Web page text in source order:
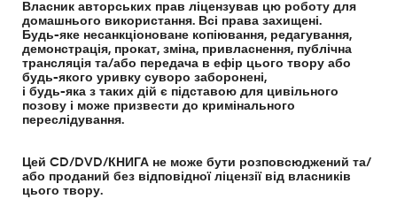
Власник авторських прав ліцензував цю роботу для
домашнього використання. Всі права захищені.
Будь-яке несанкціоноване копіювання, редагування,
демонстрація, прокат, зміна, привласнення, публічна
трансляція та/або передача в ефір цього твору або
будь-якого уривку суворо заборонені,
і будь-яка з таких дій є підставою для цивільного
позову і може призвести до кримінального
переслідування.
Цей CD/DVD/КНИГА не може бути розповсюджений та/
або проданий без відповідної ліцензії від власників
цього твору.